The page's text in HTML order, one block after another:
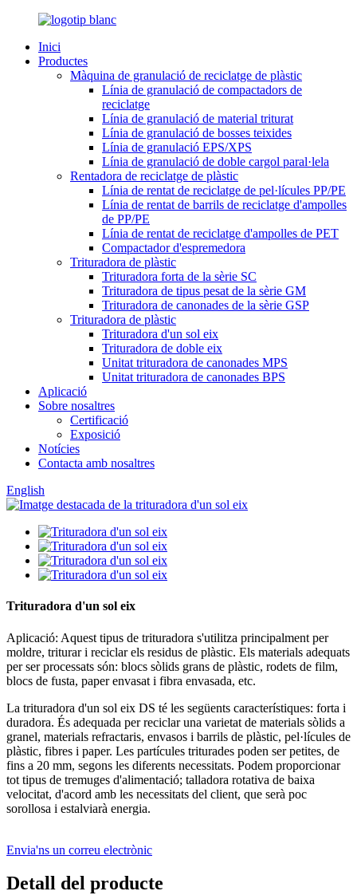
Inici
Productes
Màquina de granulació de reciclatge de plàstic
Línia de granulació de compactadors de
reciclatge
Línia de granulació de material triturat
Línia de granulació de bosses teixides
Línia de granulació EPS/XPS
Línia de granulació de doble cargol paral·lela
Rentadora de reciclatge de plàstic
Línia de rentat de reciclatge de pel·lícules PP/PE
Línia de rentat de barrils de reciclatge d'ampolles
de PP/PE
Línia de rentat de reciclatge d'ampolles de PET
Compactador d'espremedora
Trituradora de plàstic
Trituradora forta de la sèrie SC
Trituradora de tipus pesat de la sèrie GM
Trituradora de canonades de la sèrie GSP
Trituradora de plàstic
Trituradora d'un sol eix
Trituradora de doble eix
Unitat trituradora de canonades MPS
Unitat trituradora de canonades BPS
Aplicació
Sobre nosaltres
Certificació
Exposició
Notícies
Contacta amb nosaltres
English
Trituradora d'un sol eix
Aplicació: Aquest tipus de trituradora s'utilitza principalment per
moldre, triturar i reciclar els residus de plàstic. Els materials adequats
per ser processats són: blocs sòlids grans de plàstic, rodets de film,
blocs de fusta, paper envasat i fibra envasada, etc.
La trituradora d'un sol eix DS té les següents característiques: forta i
duradora. És adequada per reciclar una varietat de materials sòlids a
granel, materials refractaris, envasos i barrils de plàstic, pel·lícules de
plàstic, fibres i paper. Les partícules triturades poden ser petites, de
fins a 20 mm, segons les diferents necessitats. Podem proporcionar
tot tipus de tremuges d'alimentació; talladora rotativa de baixa
velocitat, d'acord amb les necessitats del client, que serà poc
sorollosa i estalviarà energia.
Envia'ns un correu electrònic
Detall del producte